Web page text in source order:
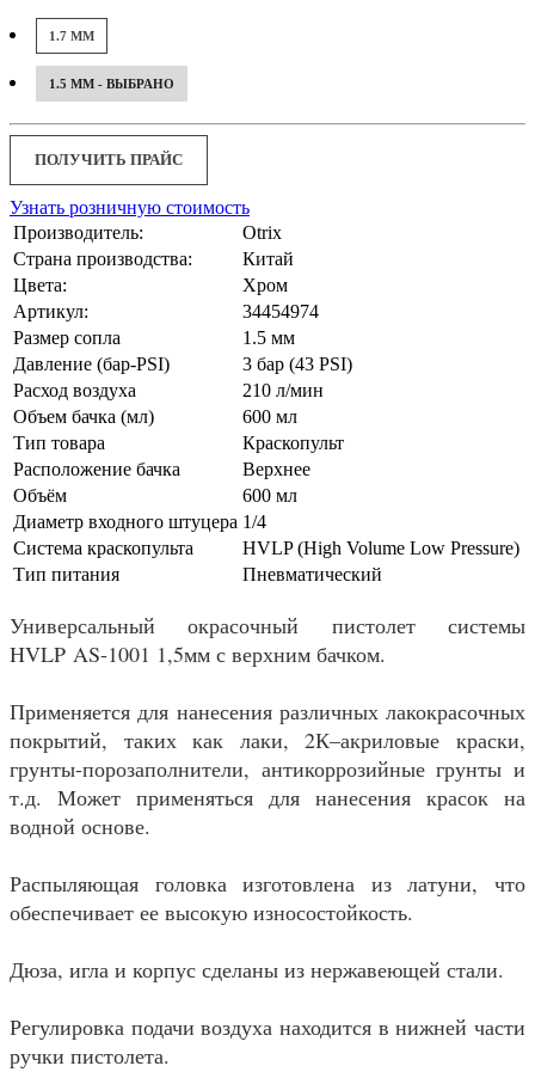
1.7 ММ
1.5 ММ - ВЫБРАНО
ПОЛУЧИТЬ ПРАЙС
Узнать розничную стоимость
Производитель:
Otrix
Страна производства:
Китай
Цвета:
Хром
Артикул:
34454974
Размер сопла
1.5 мм
Давление (бар-PSI)
3 бар (43 PSI)
Расход воздуха
210 л/мин
Объем бачка (мл)
600 мл
Тип товара
Краскопульт
Расположение бачка
Верхнее
Объём
600 мл
Диаметр входного штуцера 1/4
Система краскопульта
HVLP (High Volume Low Pressure)
Тип питания
Пневматический
Универсальный окрасочный пистолет системы
HVLP AS-1001 1,5мм с верхним бачком.
Применяется для нанесения различных лакокрасочных
покрытий, таких как лаки, 2К–акриловые краски,
грунты-порозаполнители, антикоррозийные грунты и
т.д. Может применяться для нанесения красок на
водной основе.
Распыляющая головка изготовлена из латуни, что
обеспечивает ее высокую износостойкость.
Дюза, игла и корпус сделаны из нержавеющей стали.
Регулировка подачи воздуха находится в нижней части
ручки пистолета.